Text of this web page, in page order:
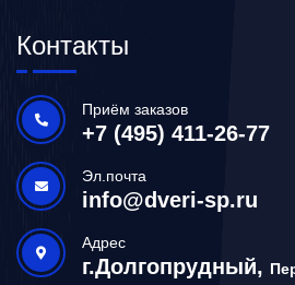
Контакты
Приём заказов
+7 (495) 411-26-77
Эл.почта
info@dveri-sp.ru
Адрес
г.Долгопрудный,